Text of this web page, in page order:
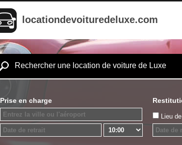
locationdevoituredeluxe.com
Rechercher une location de voiture de Luxe
Prise en charge
Lieu